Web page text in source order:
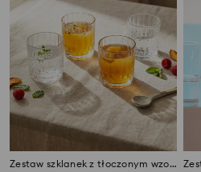
Zestaw szklanek z tłoczonym wzorem 4 pack